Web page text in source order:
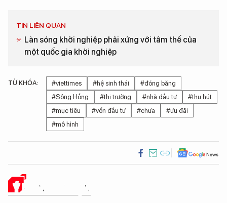
TIN LIÊN QUAN
Làn sóng khởi nghiệp phải xứng với tâm thế của
một quốc gia khởi nghiệp
TỪ KHÓA: #viettimes #hệ sinh thái
#đóng băng
#Sông Hồng
#thị trường #nhà đầu tư
#thu hút
#mục tiêu
#vốn đầu tư #chưa
#ưu đãi
#mô hình
Ý KIẾN CỦA BẠN